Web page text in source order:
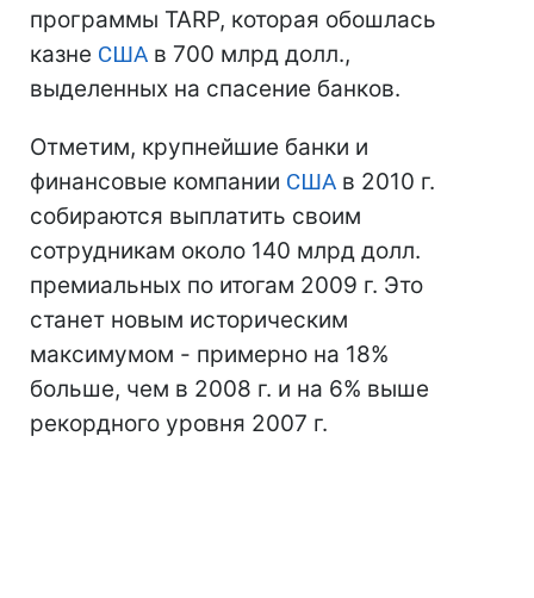
программы TARP, которая обошлась
казне США в 700 млрд долл.,
выделенных на спасение банков.
Отметим, крупнейшие банки и
финансовые компании США в 2010 г.
собираются выплатить своим
сотрудникам около 140 млрд долл.
премиальных по итогам 2009 г. Это
станет новым историческим
максимумом - примерно на 18%
больше, чем в 2008 г. и на 6% выше
рекордного уровня 2007 г.